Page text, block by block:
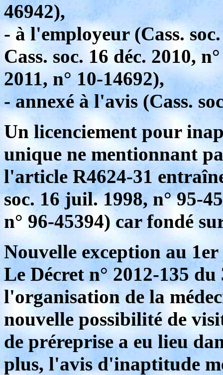
46942),
- à l'employeur (Cass.
Cass. soc. 16 déc. 2010,
2011, n° 10-14692),
- annexé à l'avis (Cass.
Un licenciement pour
unique ne mentionnant
l'article R4624-31
soc. 16 juil. 1998, n° 95-
n° 96-45394) car fondé
Nouvelle exception au
Le Décret n° 2012-135
l'organisation de la
nouvelle possibilité de
de préreprise a eu lieu
plus, l'avis d'inaptitude